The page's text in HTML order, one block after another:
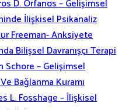
D. Orfanos – Gelişimsel
İlişkisel Psikanaliz
Freeman- Anksiyete
Bilişsel Davranışçı Terapi
Schore – Gelişimsel
Bağlanma Kuramı
L. Fosshage – İlişkisel